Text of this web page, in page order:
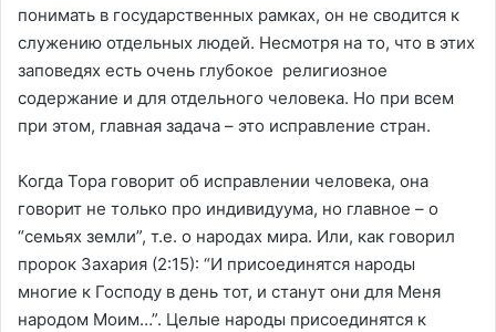
понимать в государственных рамках, он не сводится к
служению отдельных людей. Несмотря на то, что в этих
заповедях есть очень глубокое религиозное
содержание и для отдельного человека. Но при всем
при этом, главная задача – это исправление стран.
Когда Тора говорит об исправлении человека, она
говорит не только про индивидуума, но главное – о
“семьях земли”, т.е. о народах мира. Или, как говорил
пророк Захария (2:15): “И присоединятся народы
многие к Господу в день тот, и станут они для Меня
народом Моим…”. Целые народы присоединятся к